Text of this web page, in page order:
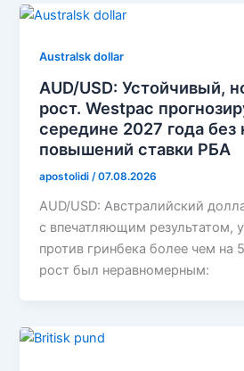
Australsk dollar
AUD/USD: Устойчивый,
рост. Westpac
середине 2027 года без
повышений ставки РБА
apostolidi /07.08.2026
AUD/USD: Австралийский
с впечатляющим результатом,
против гринбека более чем на
рост был неравномерным: